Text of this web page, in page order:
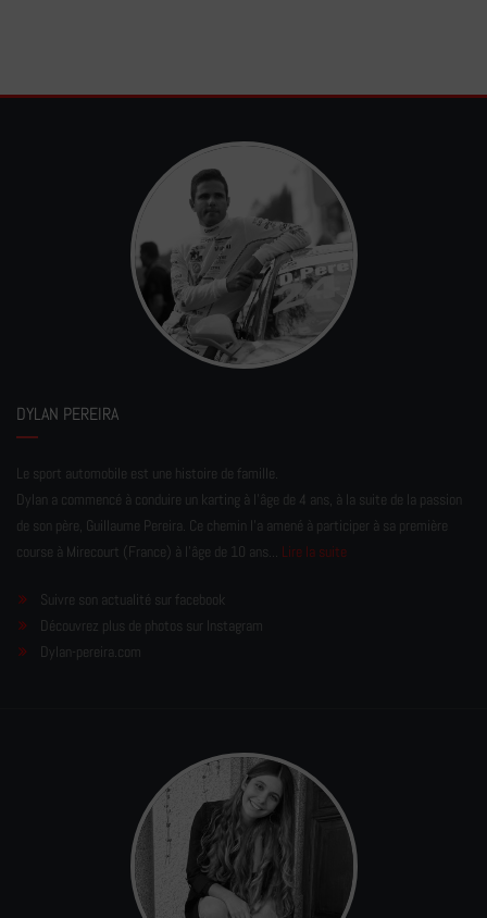
DYLAN PEREIRA
Le sport automobile est une histoire de famille.
Dylan a commencé à conduire un karting à l’âge de 4 ans, à la suite de la passion
de son père, Guillaume Pereira. Ce chemin l'a amené à participer à sa première
course à Mirecourt (France) à l'âge de 10 ans... Lire la suite
Suivre son actualité sur facebook
Découvrez plus de photos sur Instagram
Dylan-pereira.com